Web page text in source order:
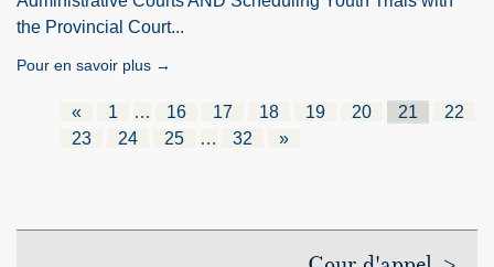
the Provincial Court...
Pour en savoir plus →
« 1 … 16 17 18 19 20 21
22
23
24 25 … 32 »